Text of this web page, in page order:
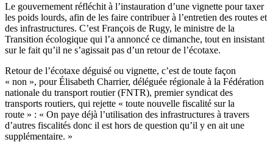
Le gouvernement réfléchit à l’instauration d’une vignette pour taxer
les poids lourds, afin de les faire contribuer à l’entretien des routes et
des infrastructures. C’est François de Rugy, le ministre de la
Transition écologique qui l’a annoncé ce dimanche, tout en insistant
sur le fait qu’il ne s’agissait pas d’un retour de l’écotaxe.
Retour de l’écotaxe déguisé ou vignette, c’est de toute façon
« non », pour Élisabeth Charrier, déléguée régionale à la Fédération
nationale du transport routier (FNTR), premier syndicat des
transports routiers, qui rejette « toute nouvelle fiscalité sur la
route » : « On paye déjà l’utilisation des infrastructures à travers
d’autres fiscalités donc il est hors de question qu’il y en ait une
supplémentaire. »